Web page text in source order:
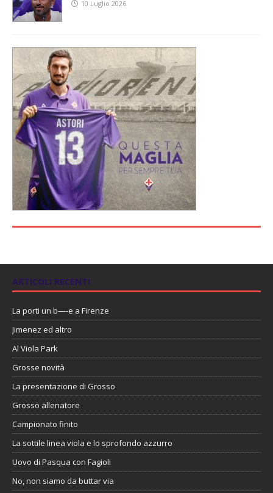
10 Luglio 2026
ARTICOLI RECENTI
La porti un b—-e a Firenze
Jimenez ed altro
Al Viola Park
Grosse novità
La presentazione di Grosso
Grosso allenatore
Campionato finito
La sottile linea viola e lo sprofondo azzurro
Uovo di Pasqua con Fagioli
No, non siamo da buttar via